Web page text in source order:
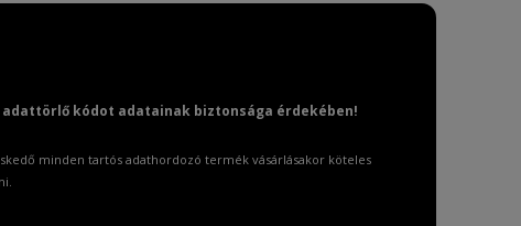
adattörlő kódot adatainak biztonsága érdekében!
minden tartós adathordozó termék vásárlásakor köteles